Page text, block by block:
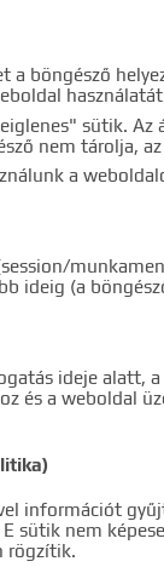
a böngésző
sütik.
nem tárolja,
a
ideig (a
ideje alatt,
és a weboldal
információt
sütik nem
rögzítik.